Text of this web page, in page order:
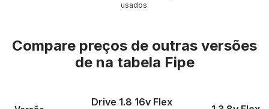
usados.
Compare preços de outras versões
de na tabela Fipe
Drive 1.8 16v Flex